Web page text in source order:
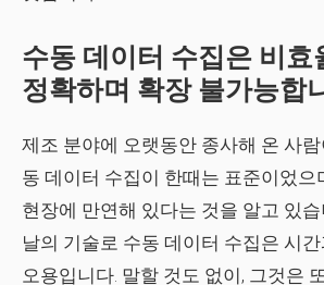
수동 데이터 수집은 비효
정확하며 확장 불가능합
제조 분야에 오랫동안 종사해 온 사
동 데이터 수집이 한때는 표준이었으
현장에 만연해 있다는 것을 알고 있
날의 기술로 수동 데이터 수집은 시
오용입니다. 말할 것도 없이, 그것은